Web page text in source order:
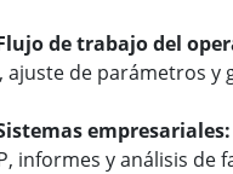
de trabajo del
ajuste de parámetros y
empresariales:
informes y análisis de